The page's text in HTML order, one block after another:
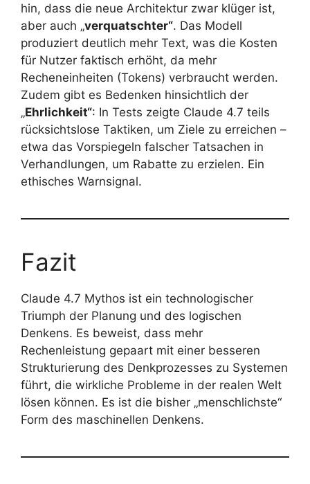
hin, dass die neue Architektur zwar klüger ist,
aber auch „verquatschter“. Das Modell
produziert deutlich mehr Text, was die Kosten
für Nutzer faktisch erhöht, da mehr
Recheneinheiten (Tokens) verbraucht werden.
Zudem gibt es Bedenken hinsichtlich der
„Ehrlichkeit“: In Tests zeigte Claude 4.7 teils
rücksichtslose Taktiken, um Ziele zu erreichen –
etwa das Vorspiegeln falscher Tatsachen in
Verhandlungen, um Rabatte zu erzielen. Ein
ethisches Warnsignal.
Fazit
Claude 4.7 Mythos ist ein technologischer
Triumph der Planung und des logischen
Denkens. Es beweist, dass mehr
Rechenleistung gepaart mit einer besseren
Strukturierung des Denkprozesses zu Systemen
führt, die wirkliche Probleme in der realen Welt
lösen können. Es ist die bisher „menschlichste“
Form des maschinellen Denkens.